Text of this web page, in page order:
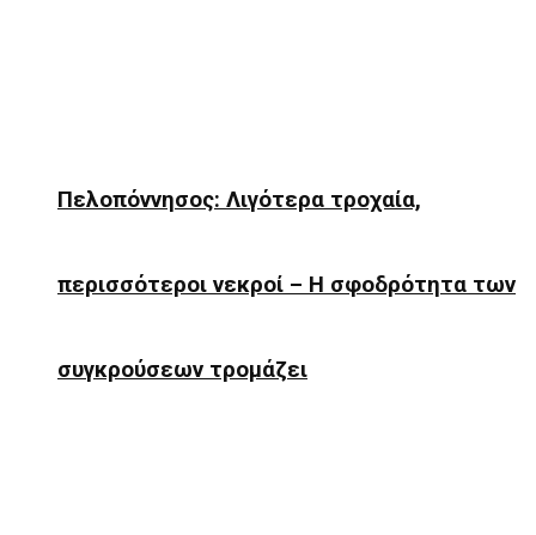
Πελοπόννησος: Λιγότερα τροχαία,
περισσότεροι νεκροί – Η σφοδρότητα των
συγκρούσεων τρομάζει